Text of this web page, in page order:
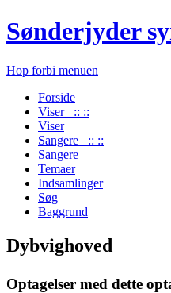
Sønderjyder
Hop forbi menuen
Forside
Viser :: ::
Viser
Sangere :: ::
Sangere
Temaer
Indsamlinger
Søg
Baggrund
Dybvighoved
Optagelser med dette